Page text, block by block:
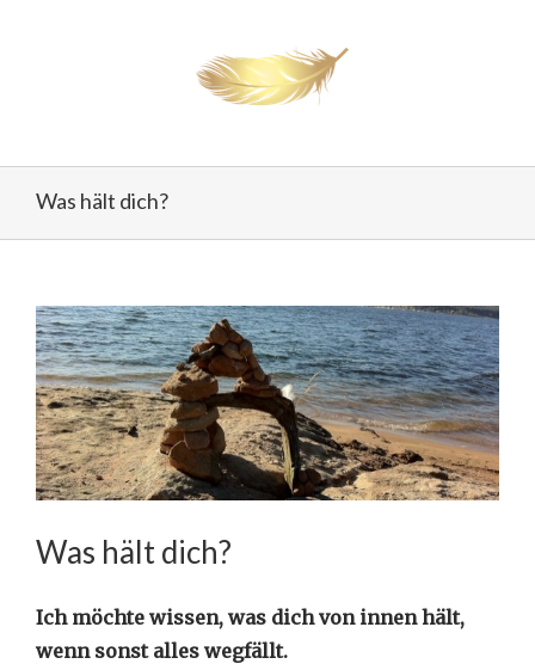
Was hält dich?
View
Larger
Image
Was hält dich?
Ich möchte wissen, was dich von innen hält,
wenn sonst alles wegfällt.